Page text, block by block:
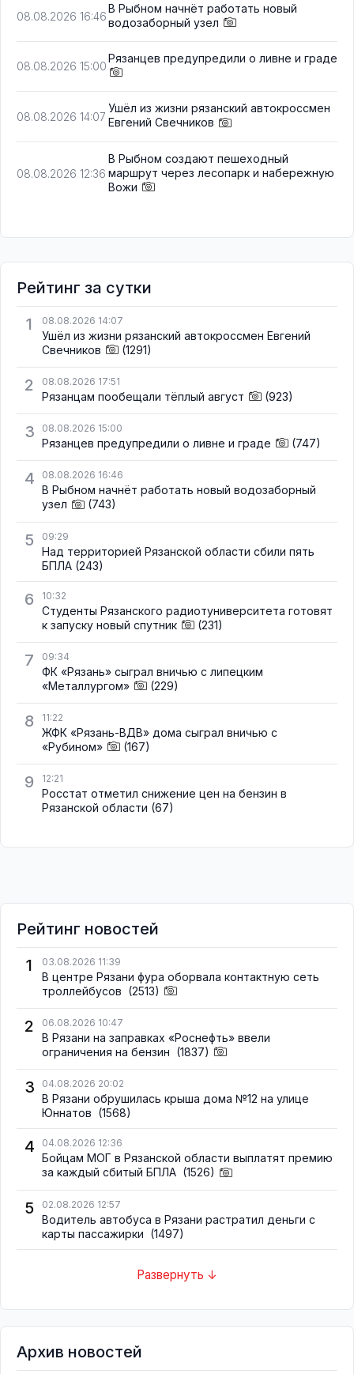
08.08.2026 16:46
В Рыбном начнёт работать новый
водозаборный узел
08.08.2026 15:00
Рязанцев предупредили о ливне и граде
08.08.2026 14:07
Ушёл из жизни рязанский автокроссмен
Евгений Свечников
08.08.2026 12:36
В Рыбном создают пешеходный
маршрут через лесопарк и набережную
Вожи
Рейтинг за сутки
1
08.08.2026 14:07
Ушёл из жизни рязанский автокроссмен Евгений
Свечников
(1291)
2 08.08.2026 17:51
Рязанцам пообещали тёплый август (923)
3 08.08.2026 15:00
Рязанцев предупредили о ливне и граде (747)
4 08.08.2026 16:46
В Рыбном начнёт работать новый водозаборный
узел
(743)
5 09:29
Над территорией Рязанской области сбили пять
БПЛА (243)
6 10:32
Студенты Рязанского радиотуниверситета готовят
к запуску новый спутник
(231)
7 09:34
ФК «Рязань» сыграл вничью с липецким
«Металлургом»
(229)
8 11:22
ЖФК «Рязань-ВДВ» дома сыграл вничью с
«Рубином»
(167)
9 12:21
Росстат отметил снижение цен на бензин в
Рязанской области (67)
Рейтинг новостей
1
03.08.2026 11:39
В центре Рязани фура оборвала контактную сеть
троллейбусов (2513)
2 06.08.2026 10:47
В Рязани на заправках «Роснефть» ввели
ограничения на бензин (1837)
3 04.08.2026 20:02
В Рязани обрушилась крыша дома №12 на улице
Юннатов (1568)
4 04.08.2026 12:36
Бойцам МОГ в Рязанской области выплатят премию
за каждый сбитый БПЛА (1526)
5 02.08.2026 12:57
Водитель автобуса в Рязани растратил деньги с
карты пассажирки (1497)
Развернуть ↓
Архив новостей